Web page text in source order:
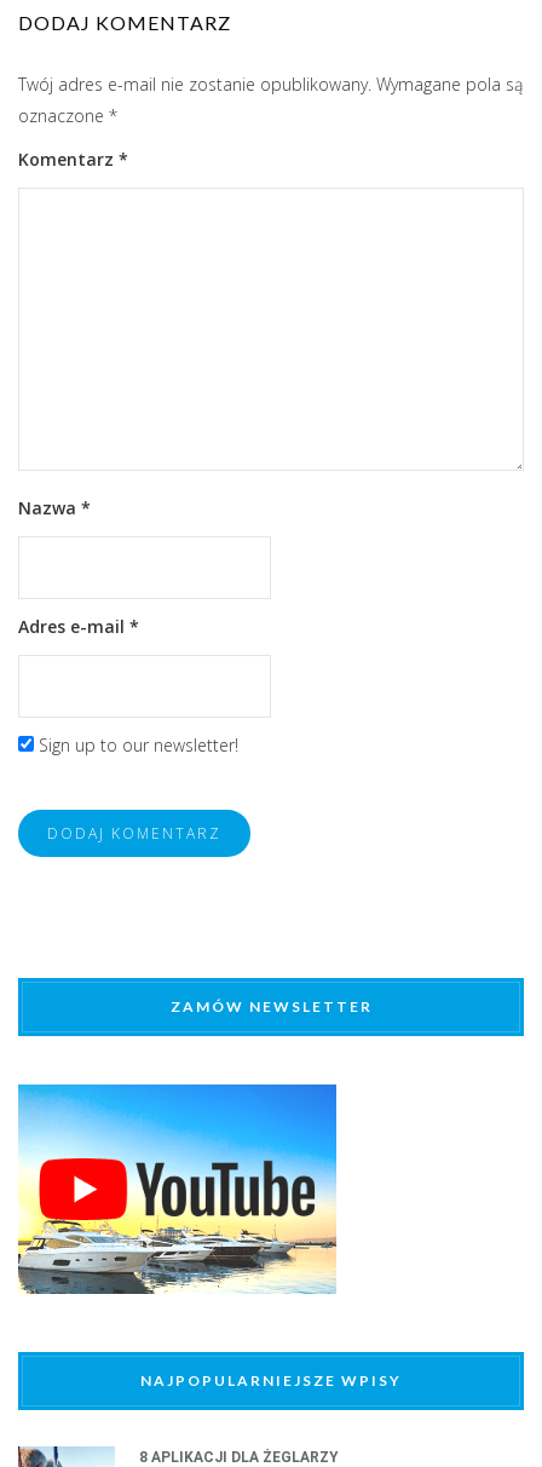
DODAJ KOMENTARZ
Twój adres e-mail nie zostanie opublikowany. Wymagane pola są
oznaczone *
Komentarz *
Nazwa *
Adres e-mail *
Sign up to our newsletter!
ZAMÓW NEWSLETTER
NAJPOPULARNIEJSZE WPISY
8 APLIKACJI DLA ŻEGLARZY